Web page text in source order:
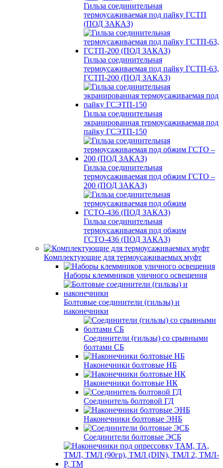
Гильза соединительная
термоусаживаемая под пайку ГСТП
(ПОД ЗАКАЗ)
Гильза соединительная
термоусаживаемая под пайку ГСТП-63,
ГСТП-200 (ПОД ЗАКАЗ)
Гильза соединительная
экранированная термоусаживаемая под
пайку ГСЭТП-150
Гильза соединительная
термоусаживаемая под обжим ГСТО –
200 (ПОД ЗАКАЗ)
Гильза соединительная
термоусаживаемая под обжим
ГСТО-436 (ПОД ЗАКАЗ)
Комплектующие для термоусаживаемых муфт
Наборы клеммников уличного освещения
Болтовые соединители (гильзы) и
наконечники
Соединители (гильзы) со срывными
болтами СБ
Наконечники болтовые НБ
Наконечники болтовые НК
Соединитель болтовой ГД
Наконечники болтовые ЭНБ
Соединители болтовые ЭСБ